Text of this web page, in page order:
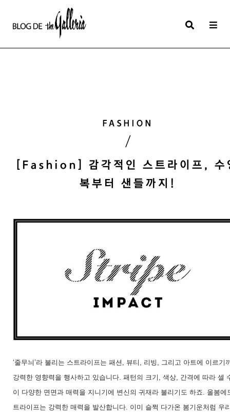
FASHION
/
[Fashion] 감각적인 스트라이프, 수
복부터 샌들까지!
본
‘줄무늬’라 불리는 스트라이프는 패션 , 뷰티 , 리빙 , 그리고 아트에 이르기
강력한 영향력을 행사하고 있습니다. 패턴의 크기 , 색상, 간격에 따라 셀
이 다양한 면면과 매력을 지니기에 변신의 귀재라 불리기도 하죠. 올봄에
트라이프는 강력한 매력을 발산합니다. 이미 슬쩍 다가온 봄기운처럼 우